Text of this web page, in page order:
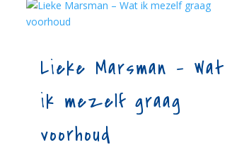
Lieke Marsman – Wat
ik mezelf graag
voorhoud